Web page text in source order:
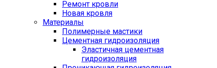
Ремонт кровли
Новая кровля
Материалы
Полимерные мастики
Цементная гидроизоляция
Эластичная цементная
гидроизоляция